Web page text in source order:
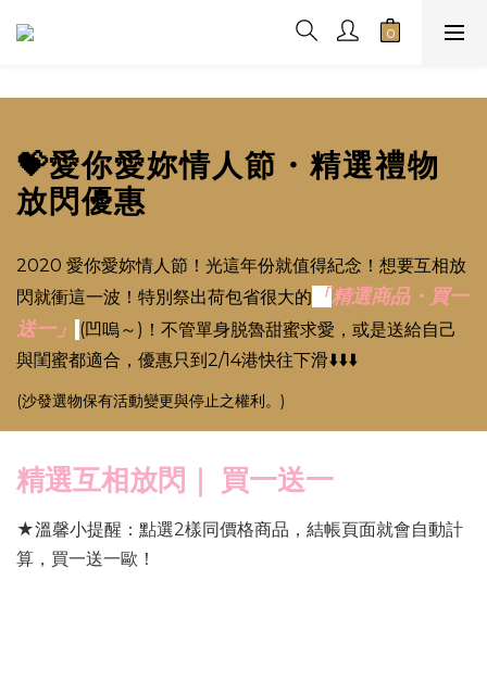
💝愛你愛妳情人節・精選禮物
放閃優惠
2020 愛你愛妳情人節！光這年份就值得紀念！想要互相放
閃就衝這一波！特別祭出荷包省很大的 「精選商品・買一
送一」
(凹嗚～)！不管單身脱魯甜蜜求愛，或是送給自己
與閨蜜都適合，優惠只到2/14港快往下滑⬇️⬇️⬇️
(沙發選物保有活動變更與停止之權利。)
精選互相放閃｜ 買一送一
★溫馨小提醒：點選2樣同價格商品，結帳頁面就會自動計
算，買一送一歐！